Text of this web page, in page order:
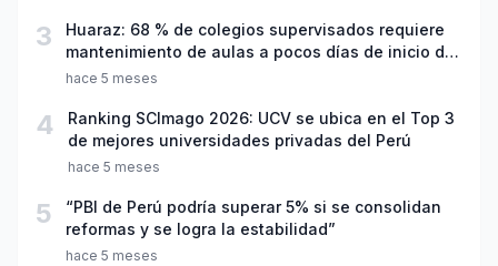
3
Huaraz: 68 % de colegios supervisados requiere
mantenimiento de aulas a pocos días de inicio del
año escolar 2026
hace 5 meses
4
Ranking SCImago 2026: UCV se ubica en el Top 3
de mejores universidades privadas del Perú
hace 5 meses
5
“PBI de Perú podría superar 5% si se consolidan
reformas y se logra la estabilidad”
hace 5 meses